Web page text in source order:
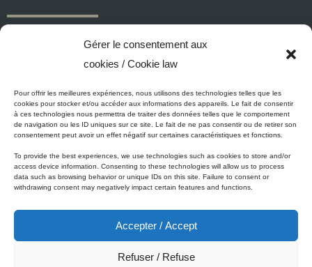
Gérer le consentement aux
cookies / Cookie law
Pour offrir les meilleures expériences, nous utilisons des technologies telles que les
cookies pour stocker et/ou accéder aux informations des appareils. Le fait de consentir
à ces technologies nous permettra de traiter des données telles que le comportement
de navigation ou les ID uniques sur ce site. Le fait de ne pas consentir ou de retirer son
consentement peut avoir un effet négatif sur certaines caractéristiques et fonctions.
To provide the best experiences, we use technologies such as cookies to store and/or
access device information. Consenting to these technologies will allow us to process
data such as browsing behavior or unique IDs on this site. Failure to consent or
withdrawing consent may negatively impact certain features and functions.
Accepter / Accept
Refuser / Refuse
Peintures et apprêts d’intérieur
Industriel, commercial et municipal
Nettoyage, préparation des surfaces et divers
Outils et accessoires de peinture
ÉCO-PROMESSE DE MICCA
Peinture Micca se conforme, voire surpasse les normes
plus de notre gamme de peinture Zéro-COV, tous nos produits à base